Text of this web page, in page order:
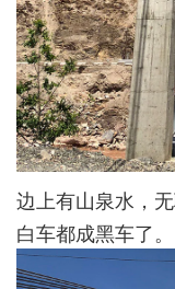
边上有山泉水，
白车都成黑车了。